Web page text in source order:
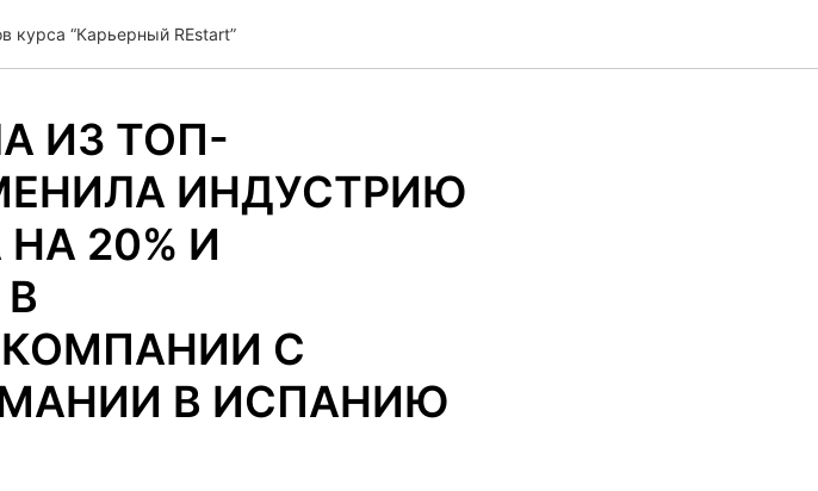
курса “Карьерный REstart”
ИЗ ТОП-
ИНДУСТРИЮ
20% И
С
В ИСПАНИЮ